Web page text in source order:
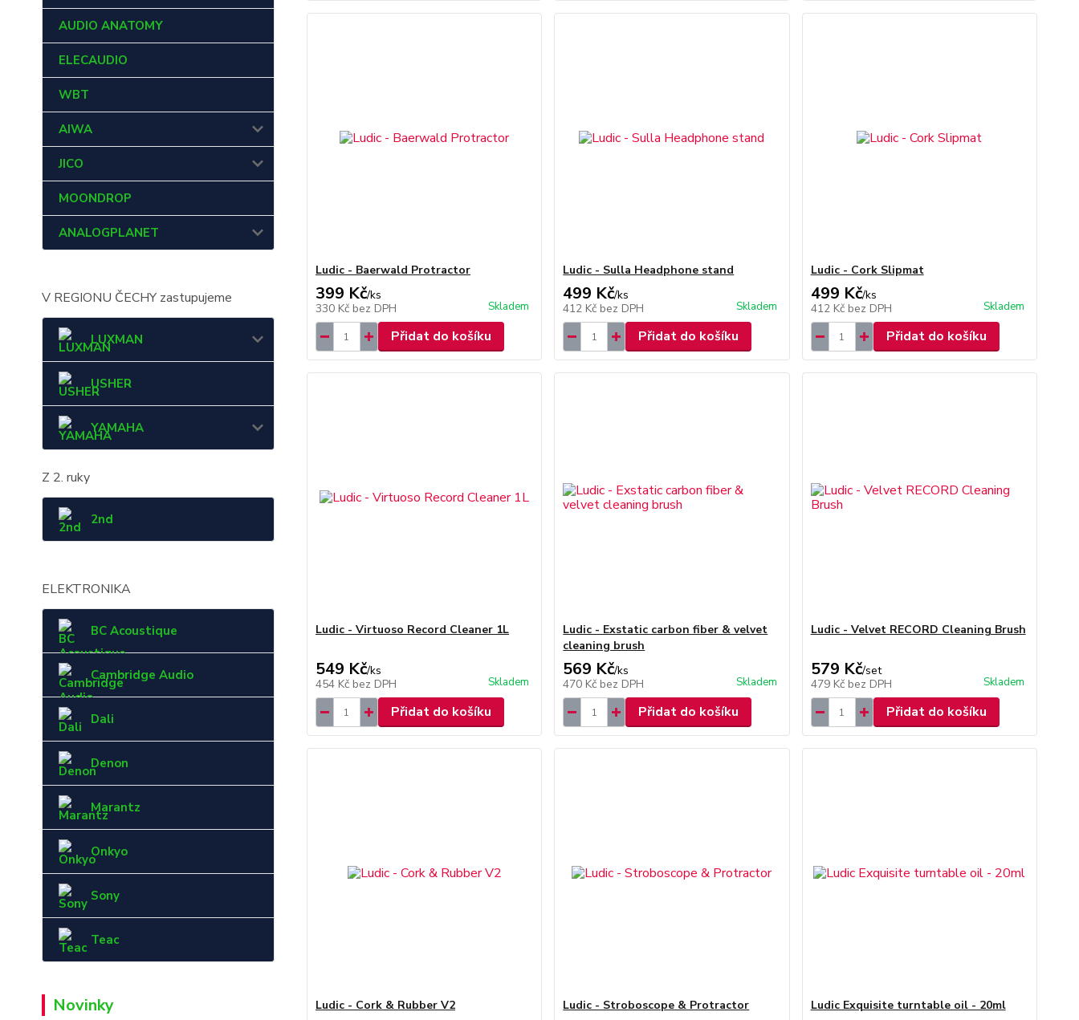
AUDIO ANATOMY
ELECAUDIO
WBT
AIWA
JICO
MOONDROP
ANALOGPLANET
V REGIONU ČECHY zastupujeme
LUXMAN
USHER
YAMAHA
Z 2. ruky
2nd
ELEKTRONIKA
BC Acoustique
Cambridge Audio
Dali
Denon
Marantz
Onkyo
Sony
Teac
Novinky
Ludic - Baerwald Protractor
399 Kč/ks
330 Kč bez DPH Skladem
Přidat do košíku
Ludic - Sulla Headphone stand
499 Kč/ks
412 Kč bez DPH Skladem
Přidat do košíku
Ludic - Cork Slipmat
499 Kč/ks
412 Kč bez DPH Skladem
Přidat do košíku
Ludic - Virtuoso Record Cleaner 1L
549 Kč/ks
454 Kč bez DPH Skladem
Přidat do košíku
Ludic - Exstatic carbon fiber & velvet
cleaning brush
569 Kč/ks
470 Kč bez DPH Skladem
Přidat do košíku
Ludic - Velvet RECORD Cleaning Brush
579 Kč/set
479 Kč bez DPH Skladem
Přidat do košíku
Ludic - Cork & Rubber V2 Ludic - Stroboscope & Protractor Ludic Exquisite turntable oil - 20ml